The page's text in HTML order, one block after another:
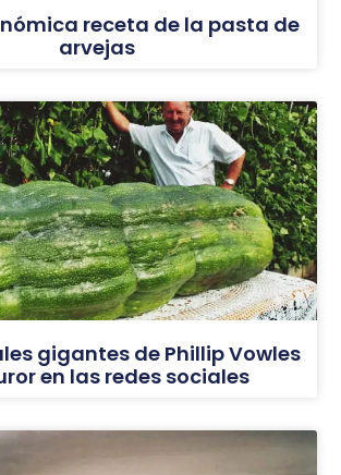
receta de la pasta de
arvejas
gigantes de Phillip Vowles
en las redes sociales